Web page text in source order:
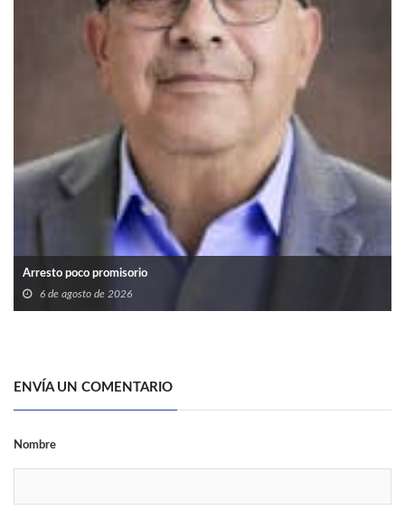
Arresto poco promisorio
6 de agosto de 2026
ENVÍA UN COMENTARIO
Nombre